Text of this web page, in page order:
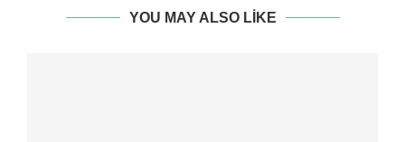
YOU MAY ALSO LIKE